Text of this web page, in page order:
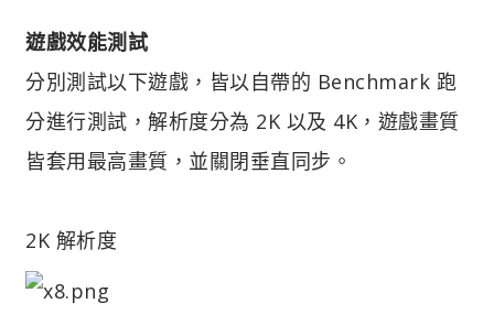
遊戲效能測試
分別測試以下遊戲，皆以自帶的 Benchmark 跑
分進行測試，解析度分為 2K 以及 4K，遊戲畫質
皆套用最高畫質，並關閉垂直同步。
2K 解析度